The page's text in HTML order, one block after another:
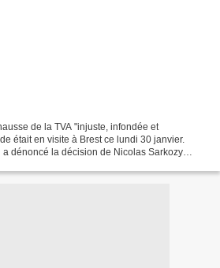
de la TVA "injuste, infondée et
était en visite à Brest ce lundi 30 janvier.
dénoncé la décision de Nicolas Sarkozy